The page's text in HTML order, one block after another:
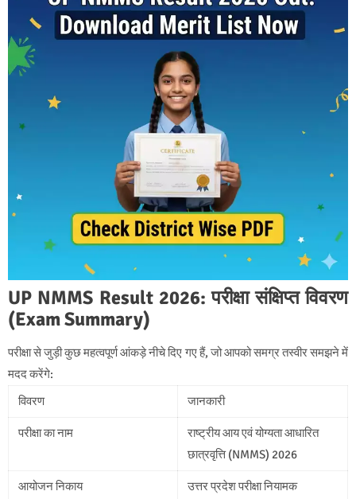
UP NMMS Result 2026: परीक्षा संक्षिप्त विवरण
(Exam Summary)
परीक्षा से जुड़ी कुछ महत्वपूर्ण आंकड़े नीचे दिए गए हैं, जो आपको समग्र तस्वीर समझने में
मदद करेंगे:
विवरण
जानकारी
परीक्षा का नाम
राष्ट्रीय आय एवं योग्यता आधारित
छात्रवृत्ति (NMMS) 2026
आयोजन निकाय
उत्तर प्रदेश परीक्षा नियामक